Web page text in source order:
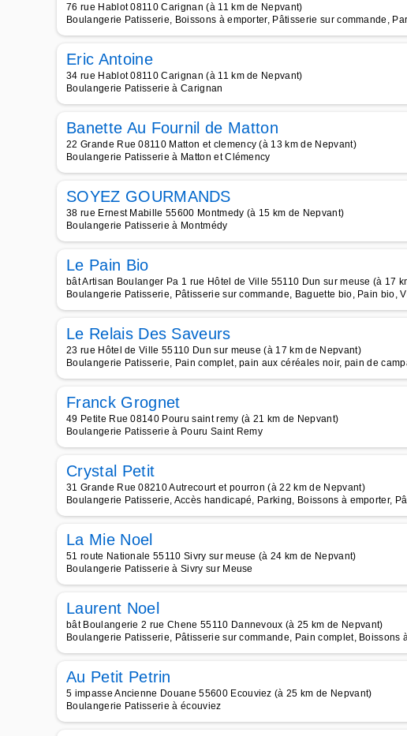
76 rue Hablot 08110 Carignan (à 11 km de Nepvant)
Boulangerie Patisserie, Boissons à emporter, Pâtisserie sur commande,
Eric Antoine
34 rue Hablot 08110 Carignan (à 11 km de Nepvant)
Boulangerie Patisserie à Carignan
Banette Au Fournil de Matton
22 Grande Rue 08110 Matton et clemency (à 13 km de Nepvant)
Boulangerie Patisserie à Matton et Clémency
SOYEZ GOURMANDS
38 rue Ernest Mabille 55600 Montmedy (à 15 km de Nepvant)
Boulangerie Patisserie à Montmédy
Le Pain Bio
bât Artisan Boulanger Pa 1 rue Hôtel de Ville 55110 Dun sur meuse (à 17
Boulangerie Patisserie, Pâtisserie sur commande, Baguette bio, Pain bio,
Le Relais Des Saveurs
23 rue Hôtel de Ville 55110 Dun sur meuse (à 17 km de Nepvant)
Boulangerie Patisserie, Pain complet, pain aux céréales noir, pain de
Franck Grognet
49 Petite Rue 08140 Pouru saint remy (à 21 km de Nepvant)
Boulangerie Patisserie à Pouru Saint Remy
Crystal Petit
31 Grande Rue 08210 Autrecourt et pourron (à 22 km de Nepvant)
Boulangerie Patisserie, Accès handicapé, Parking, Boissons à emporter,
La Mie Noel
51 route Nationale 55110 Sivry sur meuse (à 24 km de Nepvant)
Boulangerie Patisserie à Sivry sur Meuse
Laurent Noel
bât Boulangerie 2 rue Chene 55110 Dannevoux (à 25 km de Nepvant)
Boulangerie Patisserie, Pâtisserie sur commande, Pain complet, Boissons
Au Petit Petrin
5 impasse Ancienne Douane 55600 Ecouviez (à 25 km de Nepvant)
Boulangerie Patisserie à écouviez